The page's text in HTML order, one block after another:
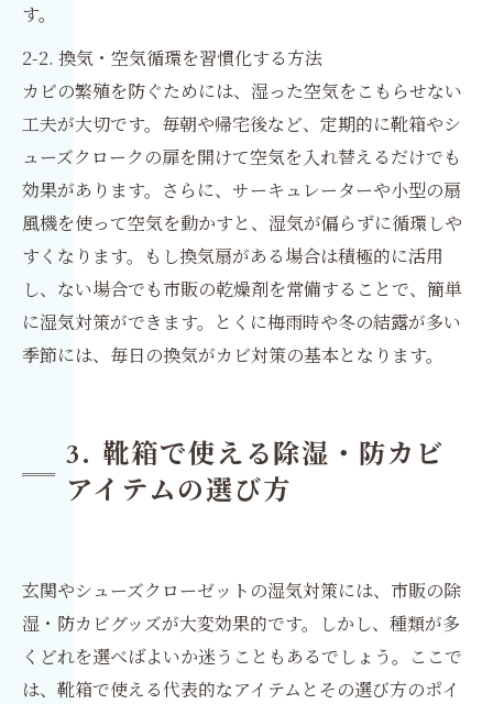
す。
2-2. 換気・空気循環を習慣化する方法
カビの繁殖を防ぐためには、湿った空気をこもらせない
工夫が大切です。毎朝や帰宅後など、定期的に靴箱やシ
ューズクロークの扉を開けて空気を入れ替えるだけでも
効果があります。さらに、サーキュレーターや小型の扇
風機を使って空気を動かすと、湿気が偏らずに循環しや
すくなります。もし換気扇がある場合は積極的に活用
し、ない場合でも市販の乾燥剤を常備することで、簡単
に湿気対策ができます。とくに梅雨時や冬の結露が多い
季節には、毎日の換気がカビ対策の基本となります。
3. 靴箱で使える除湿・防カビ
アイテムの選び方
玄関やシューズクローゼットの湿気対策には、市販の除
湿・防カビグッズが大変効果的です。しかし、種類が多
くどれを選べばよいか迷うこともあるでしょう。ここで
は、靴箱で使える代表的なアイテムとその選び方のポイ